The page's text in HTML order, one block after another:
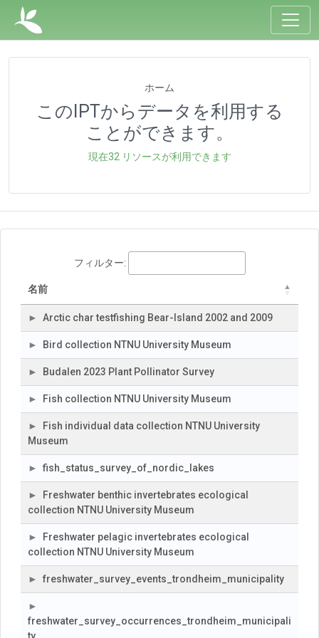
ホーム
このIPTからデータを利用する
ことができます。
現在32 リソースが利用できます
フィルター:
名前
Arctic char testfishing Bear-Island 2002 and 2009
Bird collection NTNU University Museum
Budalen 2023 Plant Pollinator Survey
Fish collection NTNU University Museum
Fish individual data collection NTNU University
Museum
fish_status_survey_of_nordic_lakes
Freshwater benthic invertebrates ecological
collection NTNU University Museum
Freshwater pelagic invertebrates ecological
collection NTNU University Museum
freshwater_survey_events_trondheim_municipality
freshwater_survey_occurrences_trondheim_municipali